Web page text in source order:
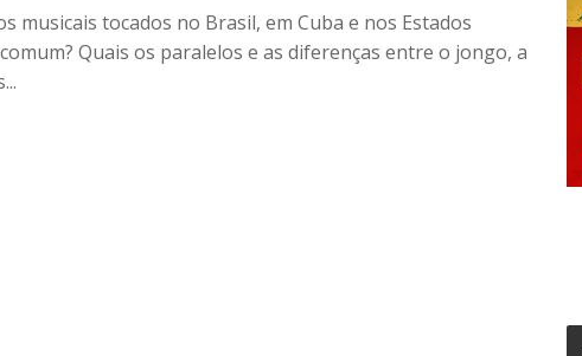
musicais tocados no Brasil, em Cuba e nos Estados
Quais os paralelos e as diferenças entre o jongo, a